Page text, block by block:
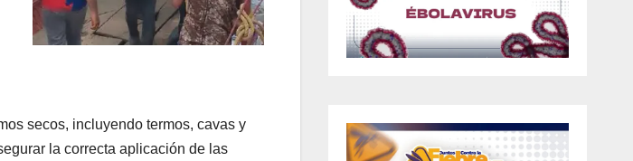
secos, incluyendo termos, cavas y
la correcta aplicación de las